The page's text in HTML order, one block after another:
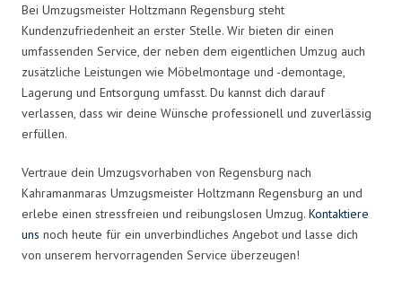
Bei Umzugsmeister Holtzmann Regensburg steht
Kundenzufriedenheit an erster Stelle. Wir bieten dir einen
umfassenden Service, der neben dem eigentlichen Umzug auch
zusätzliche Leistungen wie Möbelmontage und -demontage,
Lagerung und Entsorgung umfasst. Du kannst dich darauf
verlassen, dass wir deine Wünsche professionell und zuverlässig
erfüllen.
Vertraue dein Umzugsvorhaben von Regensburg nach
Kahramanmaras Umzugsmeister Holtzmann Regensburg an und
erlebe einen stressfreien und reibungslosen Umzug. Kontaktiere
uns noch heute für ein unverbindliches Angebot und lasse dich
von unserem hervorragenden Service überzeugen!